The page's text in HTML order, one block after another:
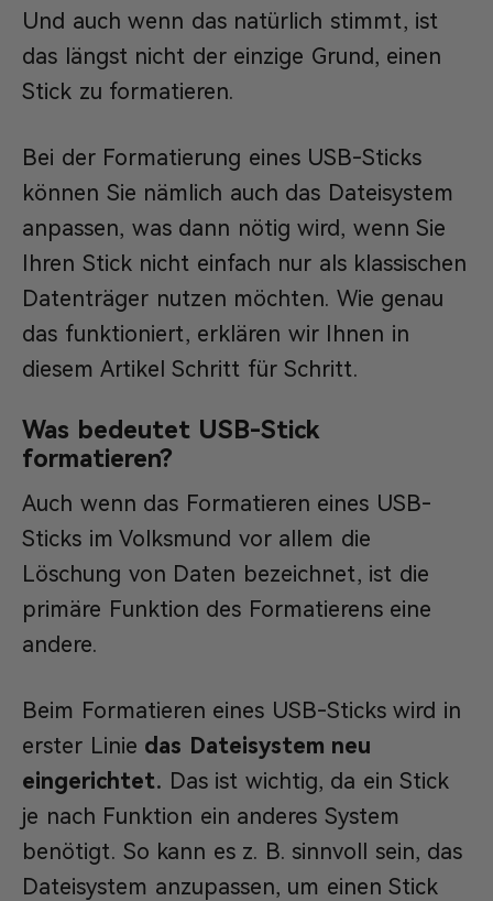
Und auch wenn das natürlich stimmt, ist
das längst nicht der einzige Grund, einen
Stick zu formatieren.
Bei der Formatierung eines USB-Sticks
können Sie nämlich auch das Dateisystem
anpassen, was dann nötig wird, wenn Sie
Ihren Stick nicht einfach nur als klassischen
Datenträger nutzen möchten. Wie genau
das funktioniert, erklären wir Ihnen in
diesem Artikel Schritt für Schritt.
Was bedeutet USB-Stick
formatieren?
Auch wenn das Formatieren eines USB-
Sticks im Volksmund vor allem die
Löschung von Daten bezeichnet, ist die
primäre Funktion des Formatierens eine
andere.
Beim Formatieren eines USB-Sticks wird in
erster Linie das Dateisystem neu
eingerichtet. Das ist wichtig, da ein Stick
je nach Funktion ein anderes System
benötigt. So kann es z. B. sinnvoll sein, das
Dateisystem anzupassen, um einen Stick